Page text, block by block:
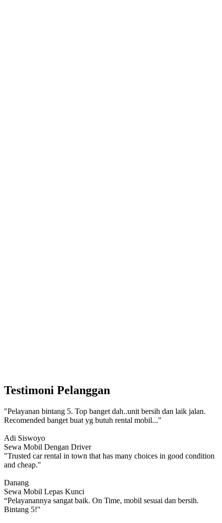
Testimoni Pelanggan
"Pelayanan bintang 5. Top banget dah..unit bersih dan laik jalan.
Recomended banget buat yg butuh rental mobil..."
Adi Siswoyo
Sewa Mobil Dengan Driver
"Trusted car rental in town that has many choices in good condition
and cheap."
Danang
Sewa Mobil Lepas Kunci
“Pelayanannya sangat baik. On Time, mobil sesuai dan bersih.
Bintang 5!"